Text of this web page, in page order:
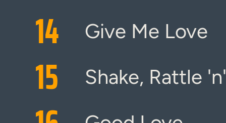
14 Give Me Love
15 Shake, Rattle